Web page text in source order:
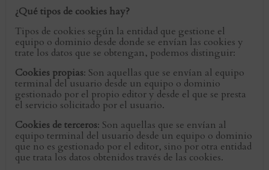
¿Qué tipos de cookies hay?
Tipos de cookies según la entidad que gestione el
equipo o dominio desde donde se envían las cookies y
trate los datos que se obtengan, podemos distinguir:
Cookies propias: Son aquellas que se envían al equipo
terminal del usuario desde un equipo o dominio
gestionado por el propio editor y desde el que se presta
el servicio solicitado por el usuario.
Cookies de terceros: Son aquellas que se envían al
equipo terminal del usuario desde un equipo o dominio
que no es gestionado por el editor, sino por otra entidad
que trata los datos obtenidos través de las cookies.